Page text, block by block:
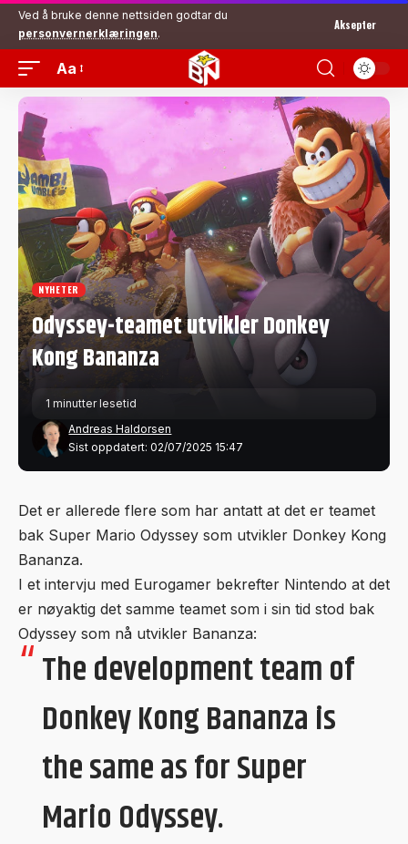
Ved å bruke denne nettsiden godtar du
personvernerklæringen.
Aksepter
Aa
NYHETER
Odyssey-teamet utvikler Donkey
Kong Bananza
Sist oppdatert: 02/07/2025 15:47
Andreas Haldorsen
1 minutter lesetid
Det er allerede flere som har antatt at det er teamet
bak Super Mario Odyssey som utvikler Donkey Kong
Bananza.
I et intervju med Eurogamer bekrefter Nintendo at det
er nøyaktig det samme teamet som i sin tid stod bak
Odyssey som nå utvikler Bananza:
The development team of
Donkey Kong Bananza is
the same as for Super
Mario Odyssey.